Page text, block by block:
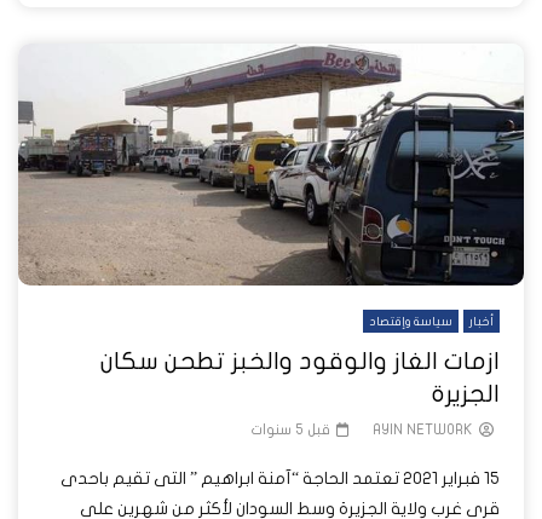
أخبار سياسة وإقتصاد
ازمات الغاز والوقود والخبز تطحن سكان
الجزيرة
AYIN NETWORK قبل 5 سنوات
15 فبراير 2021 تعتمد الحاجة “آمنة ابراهيم ” التى تقيم باحدى
قرى غرب ولاية الجزيرة وسط السودان لأكثر من شهرين على